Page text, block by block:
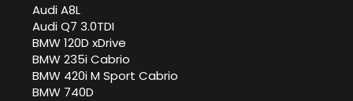
Audi A8L
Audi Q7 3.0TDI
BMW 120D xDrive
BMW 235i Cabrio
BMW 420i M Sport Cabrio
BMW 740D